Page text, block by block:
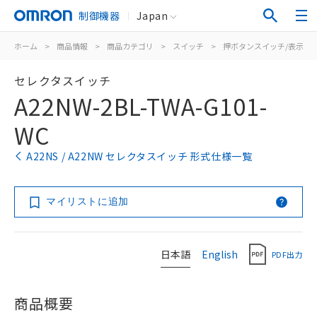
制御機器 Japan
ホーム > 商品情報 > 商品カテゴリ > スイッチ > 押ボタンスイッチ/表示灯
セレクタスイッチ
A22NW-2BL-TWA-G101-
WC
A22NS / A22NW セレクタスイッチ 形式仕様一覧
マイリストに追加
日本語 English PDF出力
商品概要